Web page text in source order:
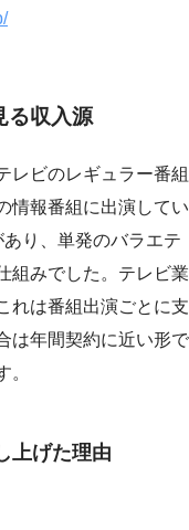
る収入源
レビのレギュラー番組
情報番組に出演してい
り、単発のバラエテ
組みでした。テレビ業
れは番組出演ごとに支
は年間契約に近い形で
。
上げた理由